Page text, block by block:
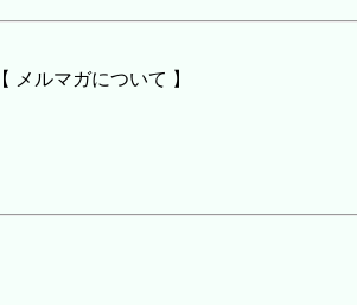
【 メルマガについて 】